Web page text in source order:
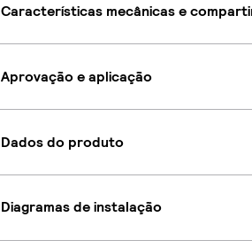
Características mecânicas e
Aprovação e aplicação
Dados do produto
Diagramas de instalação